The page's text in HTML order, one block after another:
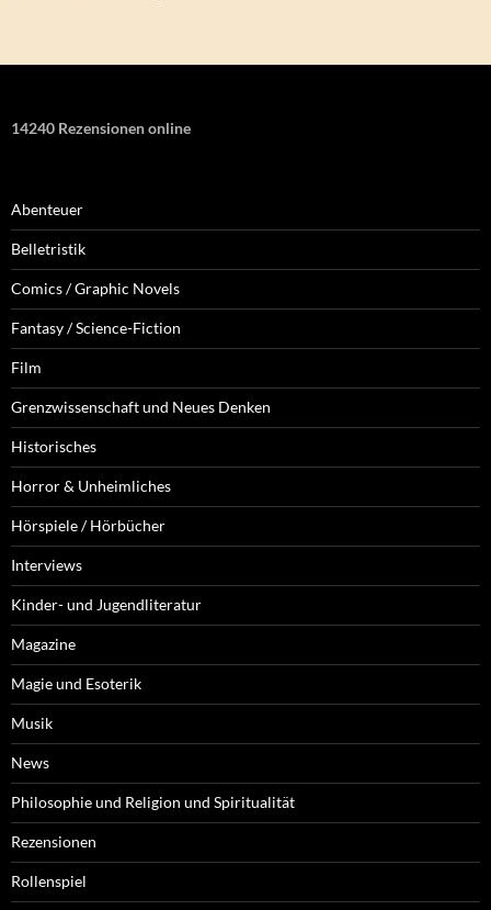
14240 Rezensionen online
Abenteuer
Belletristik
Comics / Graphic Novels
Fantasy / Science-Fiction
Film
Grenzwissenschaft und Neues Denken
Historisches
Horror & Unheimliches
Hörspiele / Hörbücher
Interviews
Kinder- und Jugendliteratur
Magazine
Magie und Esoterik
Musik
News
Philosophie und Religion und Spiritualität
Rezensionen
Rollenspiel